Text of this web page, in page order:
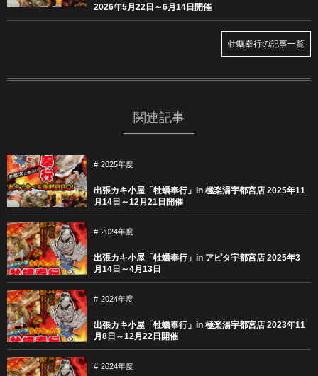
2026年5月22日～6月14日開催
牡蠣奉行の記事一覧
関連記事
2025年度
出張カキ小屋「牡蠣奉行」in 極楽湯宇都宮店 2025年11
月14日～12月21日開催
2024年度
出張カキ小屋「牡蠣奉行」in アピタ宇都宮店 2025年3
月14日～4月13日
2024年度
出張カキ小屋「牡蠣奉行」in 極楽湯宇都宮店 2023年11
月8日～12月22日開催
2024年度